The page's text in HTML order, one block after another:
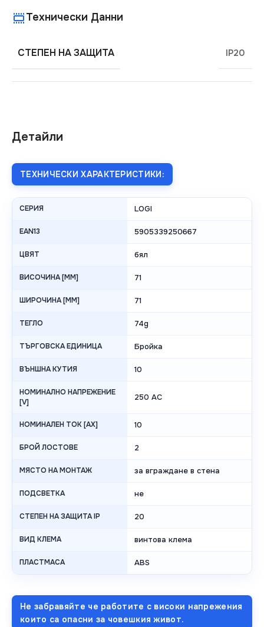
Детайли
ТЕХНИЧЕСКИ ХАРАКТЕРИСТИКИ:
СЕРИЯ LOGI
EAN13 5905339250667
ЦВЯТ бял
ВИСОЧИНА [MM] 71
ШИРОЧИНА [MM] 71
ТЕГЛО 74g
ТЪРГОВСКА ЕДИНИЦА Бройка
ВЪНШНА КУТИЯ 10
НОМИНАЛНО НАПРЕЖЕНИЕ
[V]
250 AC
НОМИНАЛЕН ТОК [AX] 10
БРОЙ ЛОСТОВЕ 2
МЯСТО НА МОНТАЖ за вграждане в стена
ПОДСВЕТКА не
СТЕПЕН НА ЗАЩИТА IP 20
ВИД КЛЕМА винтова клема
ПЛАСТМАСА ABS
Не забравяйте че работите с високи напрежения
които са опасни за човешкия живот.
Технически Данни
СТЕПЕН НА ЗАЩИТА IP20